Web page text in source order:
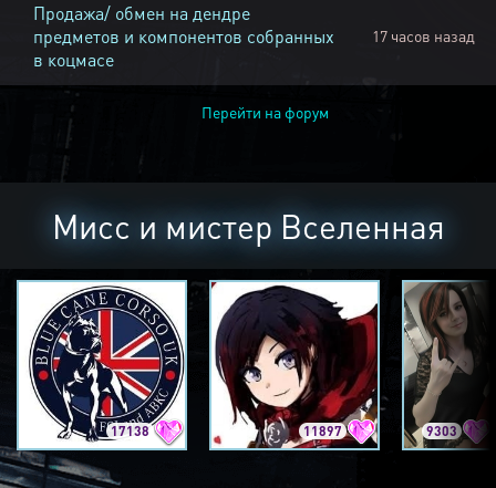
Продажа/ обмен на дендре
предметов и компонентов собранных
в коцмасе
17 часов назад
Перейти на форум
Мисс и мистер Вселенная
17138 11897 9303